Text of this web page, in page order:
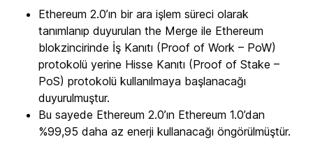
Ethereum 2.0’ın bir ara işlem süreci olarak
tanımlanıp duyurulan the Merge ile Ethereum
blokzincirinde İş Kanıtı (Proof of Work – PoW)
protokolü yerine Hisse Kanıtı (Proof of Stake –
PoS) protokolü kullanılmaya başlanacağı
duyurulmuştur.
Bu sayede Ethereum 2.0’ın Ethereum 1.0’dan
%99,95 daha az enerji kullanacağı öngörülmüştür.